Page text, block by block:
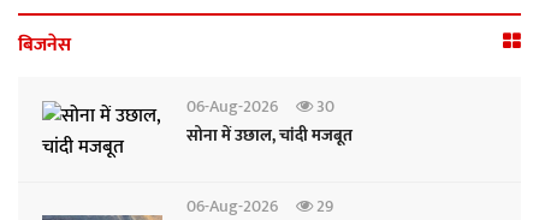
बिजनेस
06-Aug-2026
30
सोना में उछाल, चांदी मजबूत
06-Aug-2026
29